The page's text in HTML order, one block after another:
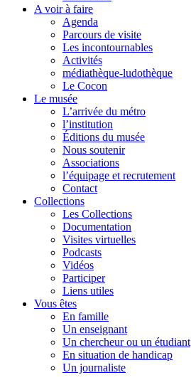
A voir à faire
Agenda
Parcours de visite
Les incontournables
Activités
médiathèque-ludothèque
Le Cocon
Le musée
L’arrivée du métro
l’institution
Éditions du musée
Nous soutenir
Associations
l’équipage et recrutement
Contact
Collections
Les Collections
Documentation
Visites virtuelles
Podcasts
Vidéos
Participer
Liens utiles
Vous êtes
En famille
Un enseignant
Un chercheur ou un étudiant
En situation de handicap
Un journaliste